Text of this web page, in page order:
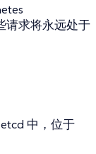
请求将永远处于
中，位于